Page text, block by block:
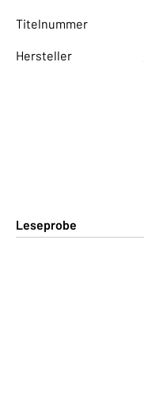
Titelnummer
Hersteller
Leseprobe